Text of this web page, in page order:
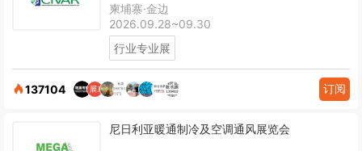
柬埔寨·金边
2026.09.28~09.30
行业专业展
137104 订阅
尼日利亚暖通制冷及空调通风展览会